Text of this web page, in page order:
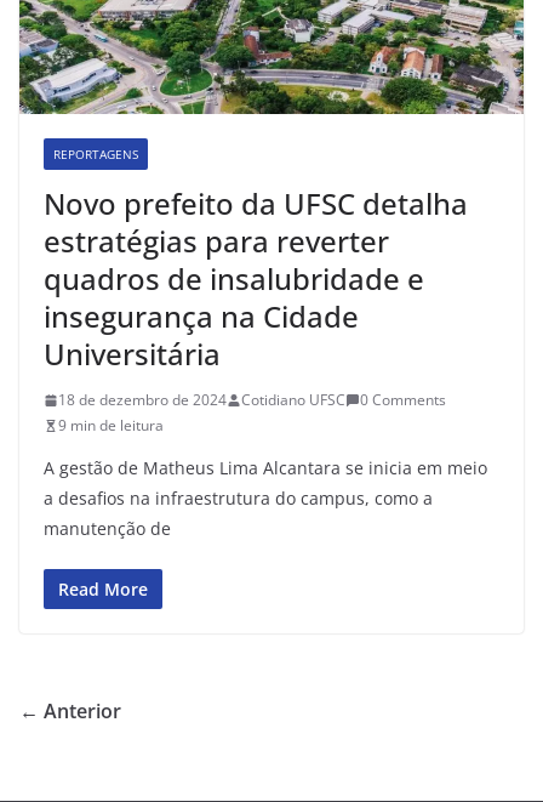
REPORTAGENS
Novo prefeito da UFSC detalha
estratégias para reverter
quadros de insalubridade e
insegurança na Cidade
Universitária
18 de dezembro de 2024 Cotidiano UFSC
0 Comments
9 min de leitura
A gestão de Matheus Lima Alcantara se inicia em meio
a desafios na infraestrutura do campus, como a
manutenção de
Read More
← Anterior